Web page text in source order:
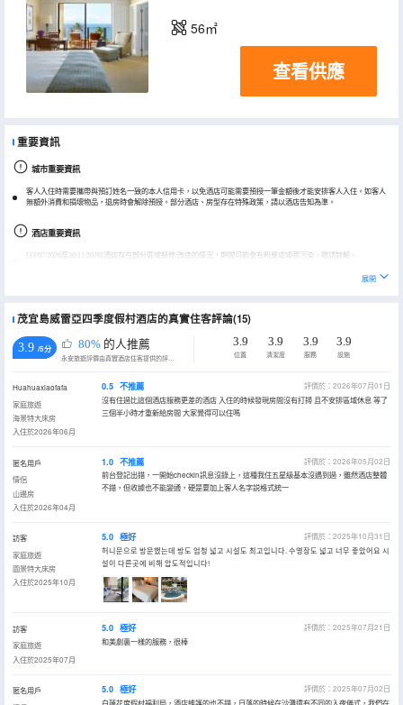
56㎡
查看供應
重要資訊
城市重要資訊
客人入住時需要攜帶與預訂姓名一致的本人信用卡，以免酒店可能需要預授一筆金額後才能安排客人入住。如客人
無額外消費和損壞物品，退房時會解除預授。部分酒店、房型存在特殊政策，請以酒店告知為準。
酒店重要資訊
[13/07/2026至30/11/2026]酒店存在部分區域裝修/改造的情況，期間可能會有粉塵或噪音污染，敬請諒解。
我們的無障礙客房和美國無障礙委 員會的ADA無障礙指南（ADAAG）一致，不是每個無障礙客房和套房都具有全
展開
茂宜島威雷亞四季度假村酒店的真實住客評論(15)
3.9 /5分 80% 的人推薦
永安旅遊評價由真實酒店住客提供的評價。
3.9
位置
3.9
清潔度
3.9
服務
3.9
設施
Huahuaxiaofafa
家庭旅遊
海景特大床房
入住於2026年06月
0.5 不推薦
評價於：2026年07月01日
沒有住過比這個酒店服務更差的酒店 入住的時候發現房間沒有打掃 且不安排區域休息 等了
三個半小時才重新給房間 大家覺得可以住嗎
匿名用戶
情侶
山邊房
入住於2026年04月
1.0 不推薦
評價於：2026年05月02日
前台登記出錯，一開始checkin訊息沒錄上，這種我住五星級基本沒遇到過，雖然酒店整體
不錯，但收據也不能變通，硬是要加上客人名字説格式統一
訪客
家庭旅遊
園景特大床房
入住於2025年10月
5.0 極好
評價於：2025年10月31日
허니문으로 방문했는데 방도 엄청 넓고 시설도 최고입니다. 수영장도 넓고 너무 좋았어요 시
설이 다른곳에 비해 압도적입니다!
訪客
家庭旅遊
入住於2025年07月
5.0 極好
評價於：2025年07月21日
和美劇裏一樣的服務，很棒
匿名用戶
5.0 極好
評價於：2025年07月02日
白蓮花度假村福利局，酒店維護的也不錯，日落的時候在沙灘還有不同的入夜儀式，我們在